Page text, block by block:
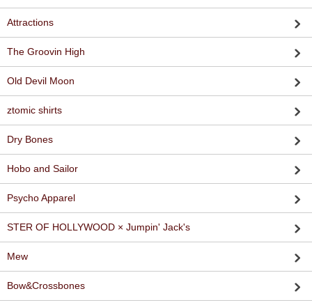
Attractions
The Groovin High
Old Devil Moon
ztomic shirts
Dry Bones
Hobo and Sailor
Psycho Apparel
STER OF HOLLYWOOD × Jumpin' Jack's
Mew
Bow&Crossbones